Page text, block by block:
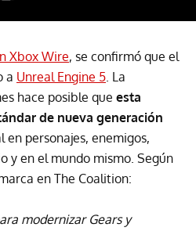
Xbox Wire, se confirmó que el
a Unreal Engine 5. La
hace posible que esta
de nueva generación
en personajes, enemigos,
y en el mundo mismo. Según
en The Coalition:
modernizar Gears y